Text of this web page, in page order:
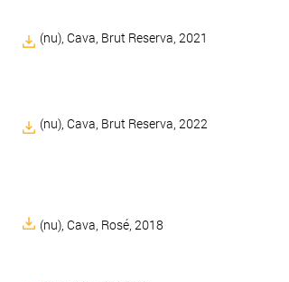
(nu), Cava, Brut Reserva, 2021
(nu), Cava, Brut Reserva, 2022
(nu), Cava, Rosé, 2018